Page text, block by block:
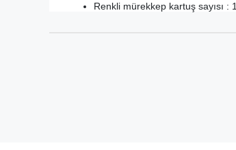
Renkli mürekkep kartuş sayısı : 1